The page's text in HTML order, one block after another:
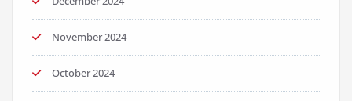
November 2024
October 2024